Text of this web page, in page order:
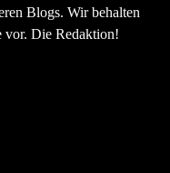
Blogs. Wir behalten
vor. Die Redaktion!